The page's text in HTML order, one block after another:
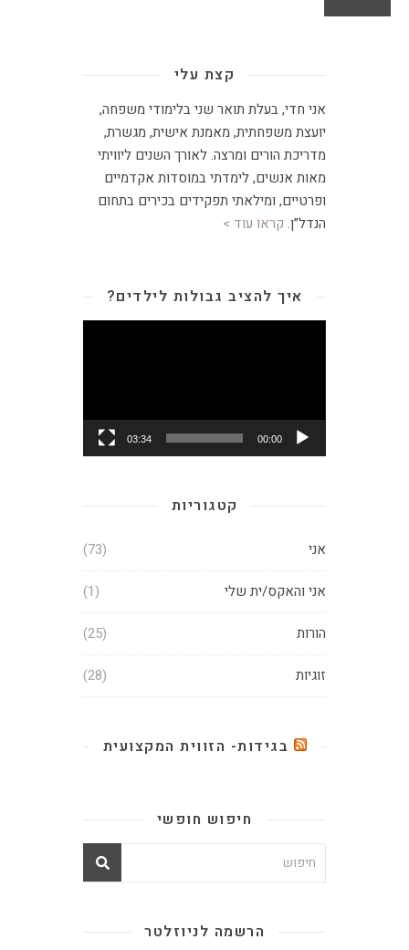
חיפוש חופשי
הרשמה לניוזלטר
קצת עלי
אני חדי, בעלת תואר שני בלימודי משפחה,
יועצת משפחתית, מאמנת אישית, מגשרת,
מדריכת הורים ומרצה. לאורך השנים ליוויתי
מאות אנשים, לימדתי במוסדות אקדמיים
ופרטיים, ומילאתי תפקידים בכירים בתחום
הנדל”ן. קראו עוד >
איך להציב גבולות לילדים?
נגן
00:00
03:34
קטגוריות
אני (73)
אני והאקס/ית שלי (1)
הורות (25)
זוגיות (28)
בגידות- הזווית המקצועית